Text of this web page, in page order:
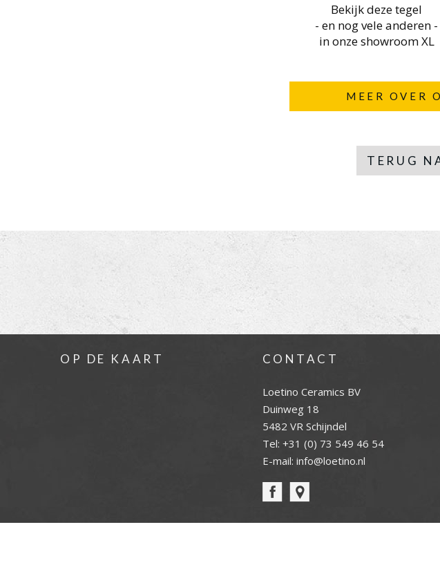
Bekijk deze tegel
- en nog vele anderen -
in onze showroom XL
MEER OVER
TERUG
OP DE KAART CONTACT
Loetino Ceramics BV
Duinweg 18
5482 VR Schijndel
Tel: +31 (0) 73 549 46 54
E-mail: info@loetino.nl